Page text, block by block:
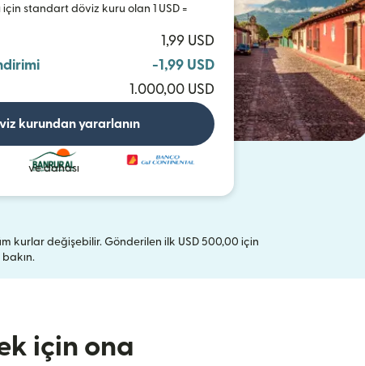
standart döviz kuru olan 1 USD =
1,99 USD
-1,99 USD
1.000,00 USD
kurundan yararlanın
ve dahası
kurlar değişebilir. Gönderilen ilk USD 500,00 için
(yeni pencerede açılır)
bakın.
için ona